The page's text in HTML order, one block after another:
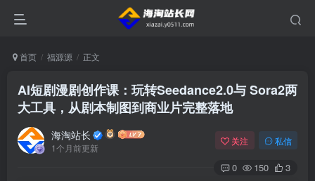
首页 福源源 正文
AI短剧漫剧创作课：玩转Seedance2.0与 Sora2两
大工具，从剧本制图到商业片完整落地
海淘站长
1个月前更新
关注 私信
0 150 3